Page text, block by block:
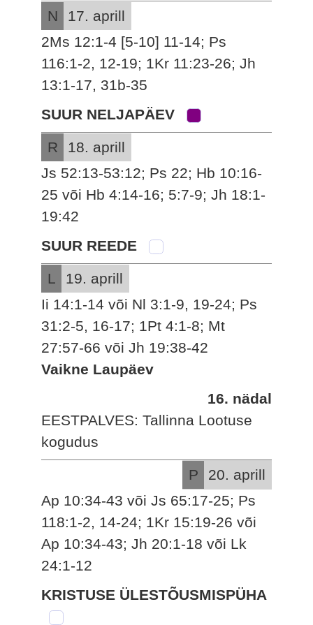
N
17. aprill
2Ms 12:1-4 [5-10] 11-14; Ps
116:1-2, 12-19; 1Kr 11:23-26; Jh
13:1-17, 31b-35
SUUR NELJAPÄEV
R
18. aprill
Js 52:13-53:12; Ps 22; Hb 10:16-
25 või Hb 4:14-16; 5:7-9; Jh 18:1-
19:42
SUUR REEDE
L
19. aprill
Ii 14:1-14 või Nl 3:1-9, 19-24; Ps
31:2-5, 16-17; 1Pt 4:1-8; Mt
27:57-66 või Jh 19:38-42
Vaikne Laupäev
16. nädal
EESTPALVES: Tallinna Lootuse
kogudus
P
20. aprill
Ap 10:34-43 või Js 65:17-25; Ps
118:1-2, 14-24; 1Kr 15:19-26 või
Ap 10:34-43; Jh 20:1-18 või Lk
24:1-12
KRISTUSE ÜLESTÕUSMISPÜHA